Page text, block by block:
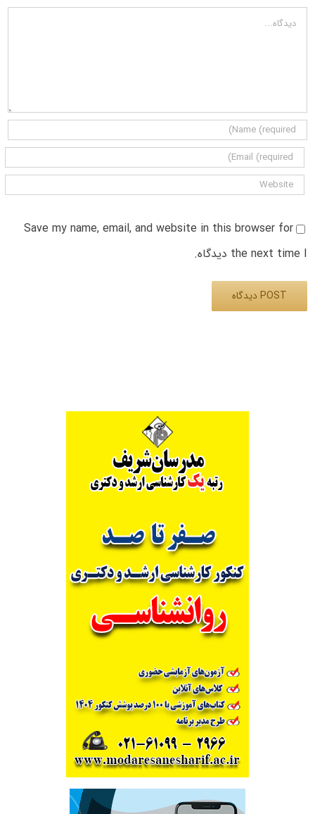
دیدگاه
Save my name, email, and website in this browser for
the next time I دیدگاه.